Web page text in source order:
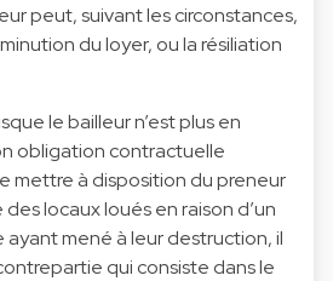
peut, suivant les circonstances,
du loyer, ou la résiliation
le bailleur n’est plus en
obligation contractuelle
mettre à disposition du preneur
locaux loués en raison d’un
ayant mené à leur destruction, il
qui consiste dans le